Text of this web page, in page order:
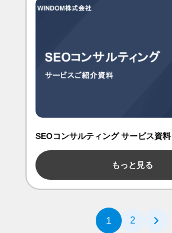
SEOコンサルティング サービス資料
もっと見る
1 2